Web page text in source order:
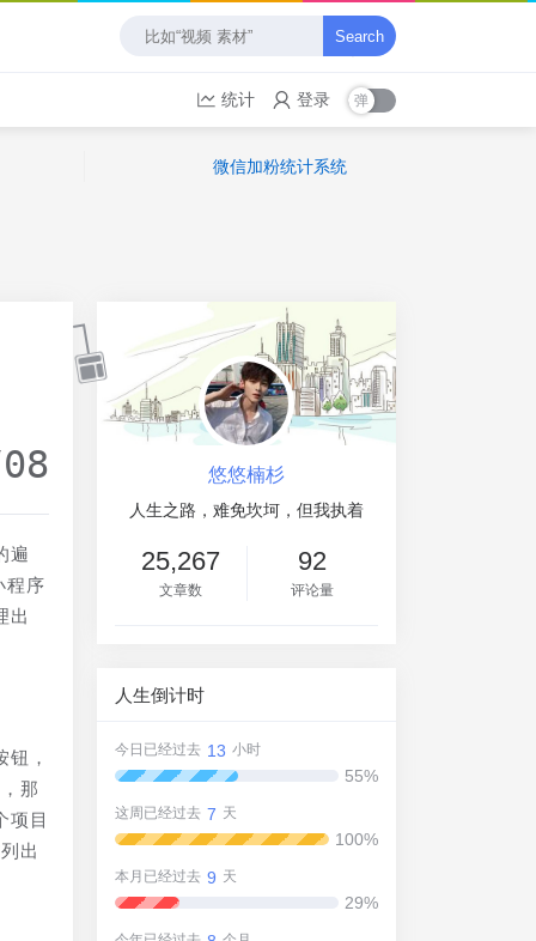
Search
统计 登录
微信加粉统计系统
遍
程序
出
，
那
项目
出
悠悠楠杉
人生之路，难免坎坷，但我执着
25,267
文章数
92
评论量
人生倒计时
今日已经过去 13 小时
55%
这周已经过去 7 天
100%
本月已经过去 9 天
29%